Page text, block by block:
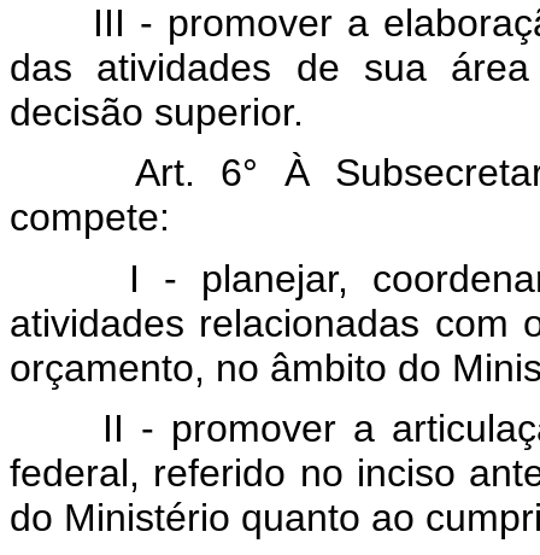
III - promover a
das atividades de sua
decisão superior.
Art. 6° À
compete:
I - planejar,
atividades relacionadas com
orçamento, no âmbito do
II - promover a
federal, referido no inciso
do Ministério quanto ao